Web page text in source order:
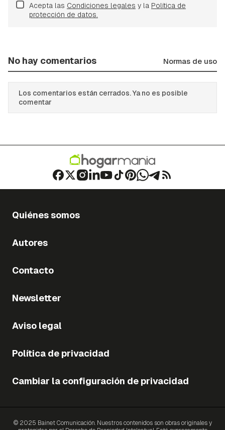
Acepta las Condiciones legales y la Política de
protección de datos.
No hay comentarios Normas de uso
Los comentarios están cerrados. Ya no es posible
comentar
Quiénes somos
Autores
Contacto
Newsletter
Aviso legal
Política de privacidad
Cambiar la configuración de privacidad
© 2025 Bainet Comunicación. Nuestros contenidos son obras originales y